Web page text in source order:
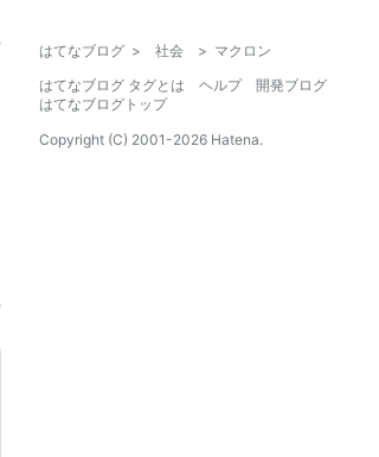
はてなブログ > 社会 > マクロン
はてなブログ タグとは
ヘルプ
開発ブログ
はてなブログトップ
Copyright (C) 2001-2026 Hatena.